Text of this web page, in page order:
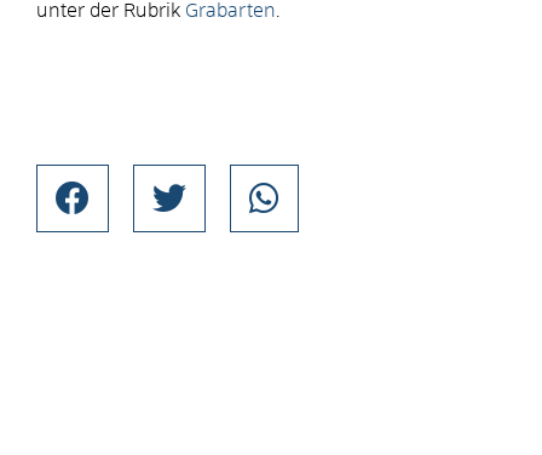
unter der Rubrik Grabarten.